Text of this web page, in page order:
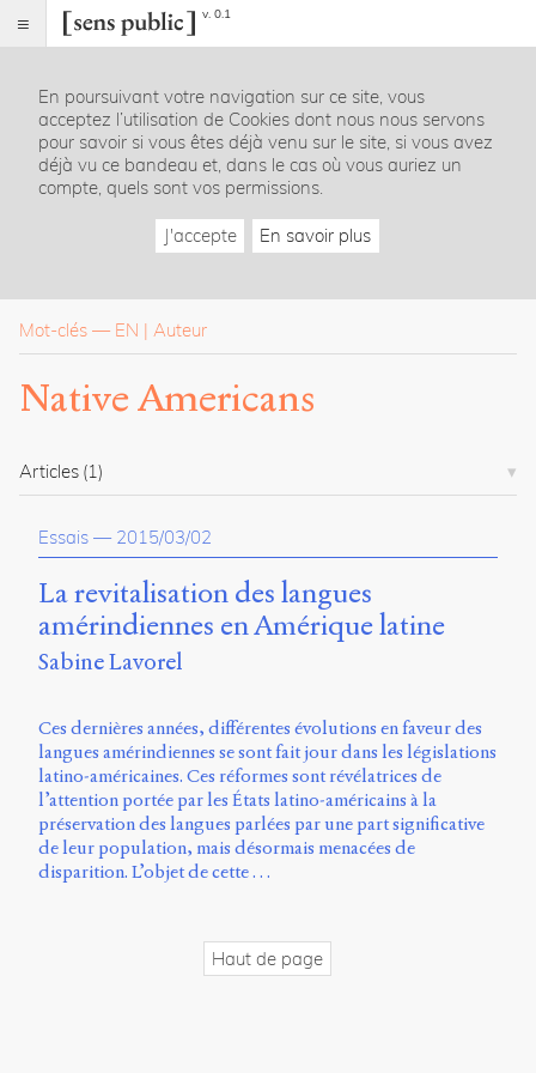
v. 0.1
Index
Rubriques
Essais
La
revue
Présentation
Publier
À
propos
du
site
Archipel
Mastodon
Université
de
Sherbrooke
En poursuivant votre navigation sur ce site, vous
acceptez l’utilisation de Cookies dont nous nous servons
pour savoir si vous êtes déjà venu sur le site, si vous avez
déjà vu ce bandeau et, dans le cas où vous auriez un
compte, quels sont vos permissions.
J'accepte En savoir plus
Mot-clés — EN Auteur
Native Americans
Articles (1)
Essais — 2015/03/02
La revitalisation des langues
amérindiennes en Amérique latine
Sabine Lavorel
Ces dernières années, différentes évolutions en faveur des
langues amérindiennes se sont fait jour dans les législations
latino-américaines. Ces réformes sont révélatrices de
l’attention portée par les États latino-américains à la
préservation des langues parlées par une part significative
de leur population, mais désormais menacées de
disparition. L’objet de cette …
Haut de page